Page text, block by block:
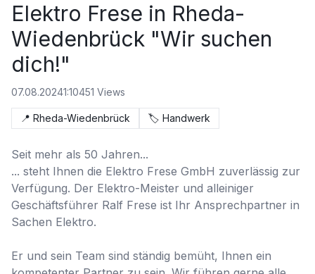
Elektro Frese in Rheda-
Wiedenbrück "Wir suchen
dich!"
07.08.20241:10451 Views
📍 Rheda-Wiedenbrück 🏷️ Handwerk
Seit mehr als 50 Jahren...
... steht Ihnen die Elektro Frese GmbH zuverlässig zur
Verfügung. Der Elektro-Meister und alleiniger
Geschäftsführer Ralf Frese ist Ihr Ansprechpartner in
Sachen Elektro.
Er und sein Team sind ständig bemüht, Ihnen ein